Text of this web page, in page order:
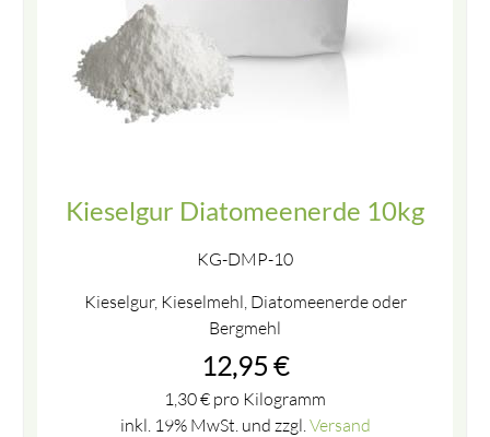
Kieselgur Diatomeenerde 10kg
KG-DMP-10
Kieselgur, Kieselmehl, Diatomeenerde oder
Bergmehl
12,95 €
1,30€ pro Kilogramm
inkl. 19% MwSt. und zzgl. Versand